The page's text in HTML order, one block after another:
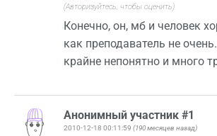
(Авторизуйтесь, чтобы оценить)
Конечно, он, мб и человек
как преподаватель не
крайне непонятно и много
Анонимный участник #1
2010-12-18 00:11:59 (190 месяцев назад)